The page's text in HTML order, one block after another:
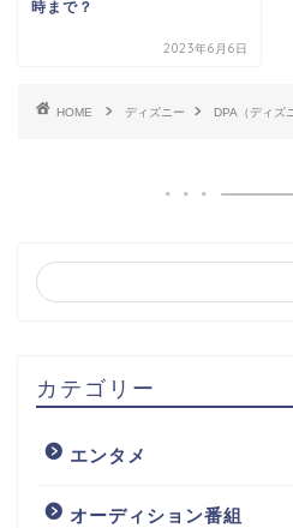
時まで？
2023年6月6日
HOME ディズニー DPA（ディズ
カテゴリー
エンタメ
オーディション番組